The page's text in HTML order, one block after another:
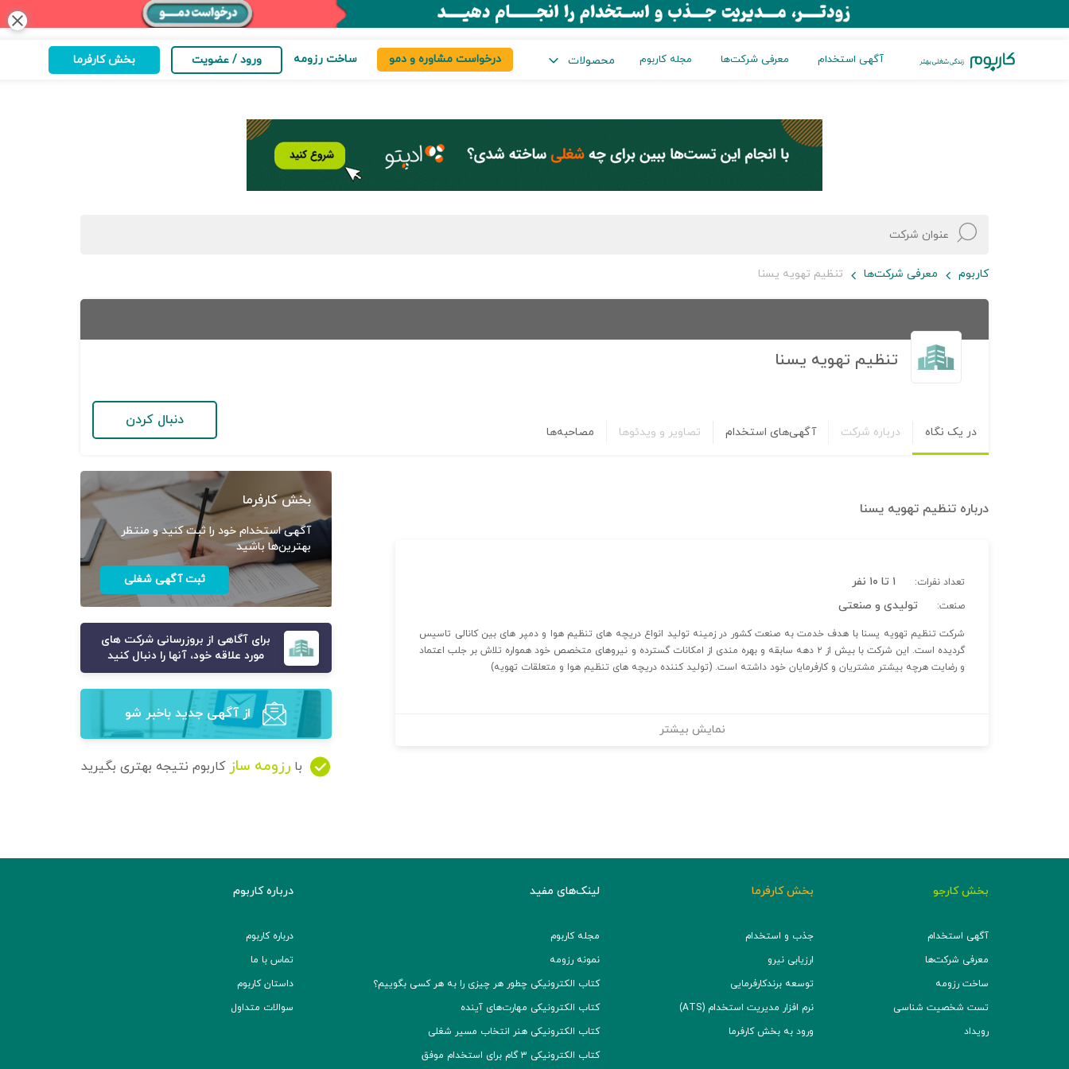
close
آگهی استخدام معرفی شرکت‌ها مجله کاربوم محصولات درخواست مشاوره و دمو ساخت رزومه ورود / عضویت بخش کارفرما
کاربوم معرفی شرکت‌ها تنظیم تهویه یسنا
تنظیم تهویه یسنا
در یک نگاه درباره شرکت آگهی‌های استخدام تصاویر و ویدئوها مصاحبه‌ها
دنبال کردن
درباره تنظیم تهویه یسنا
تعداد نفرات: ۱ تا ۱۰ نفر
صنعت: تولیدی و صنعتی
شرکت تنظیم تهویه یسنا با هدف خدمت به صنعت کشور در زمینه تولید انواع دریچه های تنظیم هوا و دمپر های بین کانالی تاسیس
گردیده است. این شرکت با بیش از ۲ دهه سابقه و بهره مندی از امکانات گسترده و نیروهای متخصص خود همواره تلاش بر جلب اعتماد
و رضایت هرچه بیشتر مشتریان و کارفرمایان خود داشته است. (تولید کننده دریچه های تنظیم هوا و متعلقات تهویه)
نمایش بیشتر
بخش کارفرما
آگهی استخدام خود را ثبت کنید و منتظر
بهترین‌ها باشید
ثبت آگهی شغلی
برای آگاهی از بروزرسانی شرکت های
مورد علاقه خود، آنها را دنبال کنید
از آگهی‌ جدید باخبر شو
با رزومه ساز کاربوم نتیجه بهتری بگیرید
بخش کارجو
آگهی استخدام
معرفی شرکت‌ها
ساخت رزومه
تست شخصیت شناسی
رویداد
بخش کارفرما
جذب و استخدام
ارزیابی نیرو
توسعه برند‌کارفرمایی
نرم افزار مدیریت استخدام (ATS)
ورود به بخش کارفرما
لینک‌های مفید
مجله کاربوم
نمونه رزومه
کتاب الکترونیکی چطور هر چیزی را به هر کسی بگوییم؟
کتاب الکترونیکی مهارت‌های آینده
کتاب الکترونیکی هنر انتخاب مسیر شغلی
کتاب الکترونیکی ۳ گام برای استخدام موفق
درباره کاربوم
درباره کاربوم
تماس با ما
داستان کاربوم
سوالات متداول